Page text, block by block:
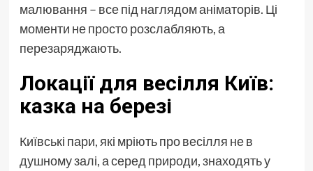
малювання – все під наглядом аніматорів. Ці
моменти не просто розслабляють, а
перезаряджають.
Локації для весілля Київ:
казка на березі
Київські пари, які мріють про весілля не в
душному залі, а серед природи, знаходять у